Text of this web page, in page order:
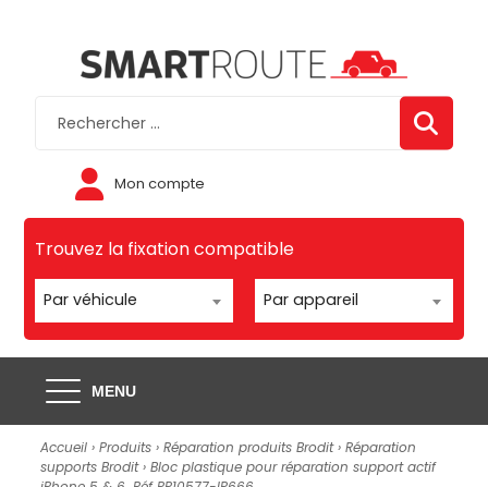
Mon compte
Trouvez la fixation compatible
Par véhicule Par appareil
MENU
Accueil ›Produits ›Réparation produits Brodit›Réparation
supports Brodit › Bloc plastique pour réparation support actif